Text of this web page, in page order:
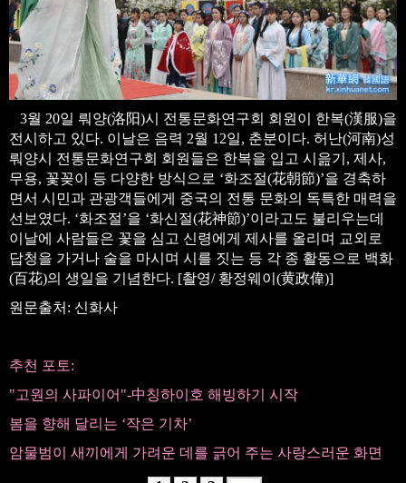
3월 20일 뤄양(洛阳)시 전통문화연구회 회원이 한복(漢服)을
전시하고 있다. 이날은 음력 2월 12일, 춘분이다. 허난(河南)성
뤄양시 전통문화연구회 회원들은 한복을 입고 시읊기, 제사,
무용, 꽃꽂이 등 다양한 방식으로 ‘화조절(花朝節)’을 경축하
면서 시민과 관광객들에게 중국의 전통 문화의 독특한 매력을
선보였다. ‘화조절’을 ‘화신절(花神節)’이라고도 불리우는데
이날에 사람들은 꽃을 심고 신령에게 제사를 올리며 교외로
답청을 가거나 술을 마시며 시를 짓는 등 각 종 활동으로 백화
(百花)의 생일을 기념한다. [촬영/ 황정웨이(黄政偉)]
원문출처: 신화사
추천 포토:
"고원의 사파이어"-中칭하이호 해빙하기 시작
봄을 향해 달리는 ‘작은 기차’
암물범이 새끼에게 가려운 데를 긁어 주는 사랑스러운 화면